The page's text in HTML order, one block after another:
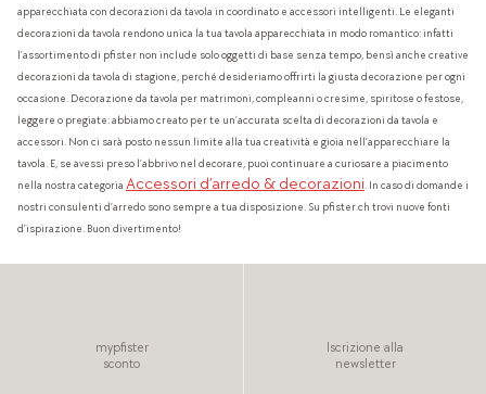
apparecchiata con decorazioni da tavola in coordinato e accessori intelligenti. Le eleganti
decorazioni da tavola rendono unica la tua tavola apparecchiata in modo romantico: infatti
l’assortimento di pfister non include solo oggetti di base senza tempo, bensì anche creative
decorazioni da tavola di stagione, perché desideriamo offrirti la giusta decorazione per ogni
occasione. Decorazione da tavola per matrimoni, compleanni o cresime, spiritose o festose,
leggere o pregiate: abbiamo creato per te un’accurata scelta di decorazioni da tavola e
accessori. Non ci sarà posto nessun limite alla tua creatività e gioia nell’apparecchiare la
tavola. E, se avessi preso l’abbrivo nel decorare, puoi continuare a curiosare a piacimento
nella nostra categoria Accessori d’arredo & decorazioni. In caso di domande i
nostri consulenti d’arredo sono sempre a tua disposizione. Su pfister.ch trovi nuove fonti
d’ispirazione. Buon divertimento!
mypfister
sconto
Iscrizione alla
newsletter